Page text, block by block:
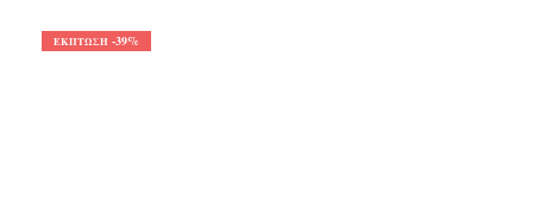
ΈΚΠΤΩΣΗ -39%